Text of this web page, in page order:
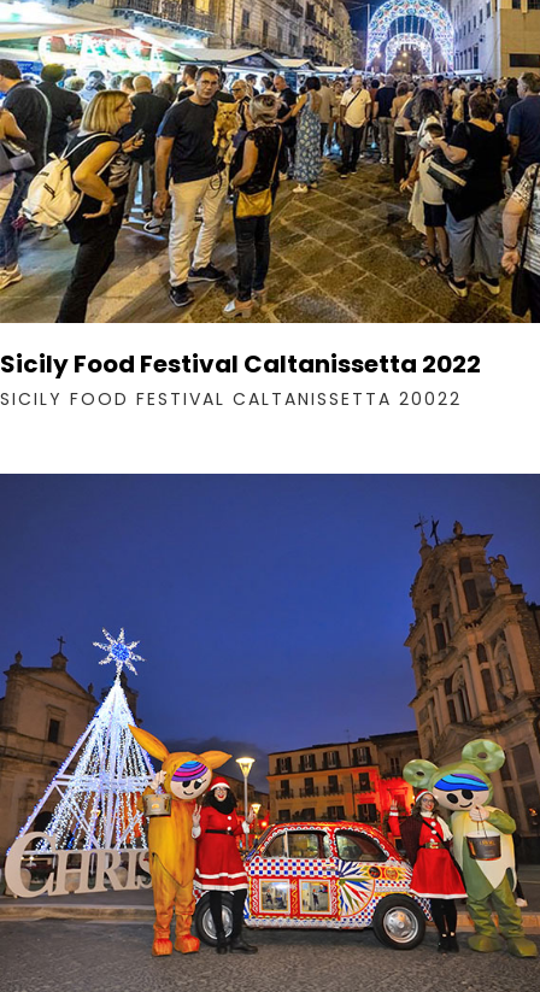
Sicily Food Festival Caltanissetta 2022
SICILY FOOD FESTIVAL CALTANISSETTA 20022